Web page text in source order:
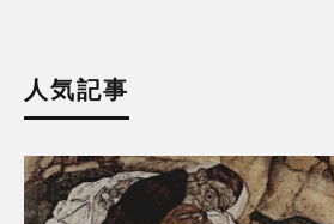
人気記事